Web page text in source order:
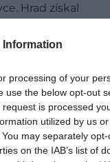
Information
processing of your
use the below opt-out
is processed
utilized by us
may separately
on the IAB’s list of
Hrad získal
či niekdajšie
službu
ktoré